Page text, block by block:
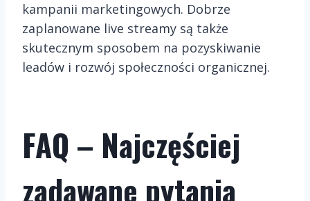
kampanii marketingowych. Dobrze
zaplanowane live streamy są także
skutecznym sposobem na pozyskiwanie
leadów i rozwój społeczności organicznej.
FAQ – Najczęściej
zadawane pytania